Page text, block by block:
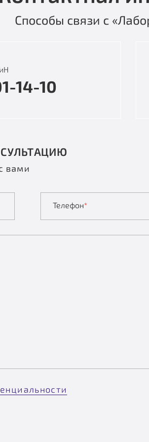
Способы связи с
14-10
вами
Телефон*